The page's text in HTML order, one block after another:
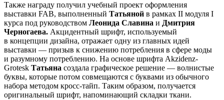
Также награду получил учебный проект оформления
выставки FAB, выполненный Татьяной в рамках II модуля I
курса под руководством Леонида Славина и Дмитрия
Черногаева. Акцидентный шрифт, используемый
в концепции дизайна, отражает одну из главных идей
выставки — призыв к снижению потребления в сфере моды
и разумному потреблению. На основе шрифта Akzidenz-
Grotesk Татьяна создала графическое решение — волнистые
буквы, которые потом совмещаются с буквами из обычного
набора методом кросс-тайп. Таким образом, получается
оригинальный шрифт, напоминающий складки ткани.